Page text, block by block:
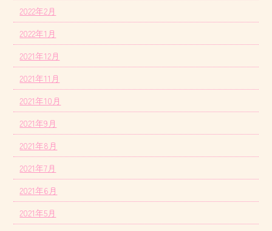
2022年2月
2022年1月
2021年12月
2021年11月
2021年10月
2021年9月
2021年8月
2021年7月
2021年6月
2021年5月